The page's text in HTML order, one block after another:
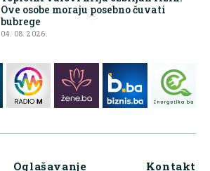
Ove osobe moraju posebno čuvati
bubrege
04. 08. 2026.
Oglašavanje Kontakt